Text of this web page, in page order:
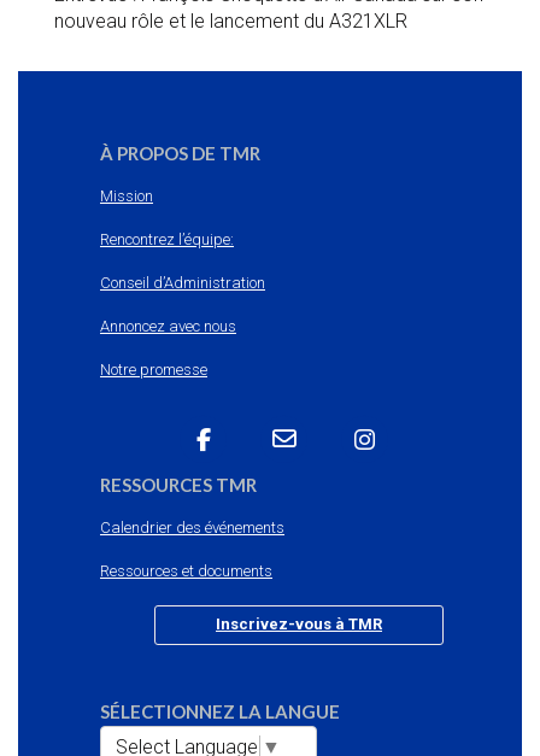
nouveau rôle et le lancement du A321XLR
À PROPOS DE TMR
Mission
Rencontrez l’équipe:
Conseil d’Administration
Annoncez avec nous
Notre promesse
RESSOURCES TMR
Calendrier des événements
Ressources et documents
Inscrivez-vous à TMR
SÉLECTIONNEZ LA LANGUE
Select Language ▼